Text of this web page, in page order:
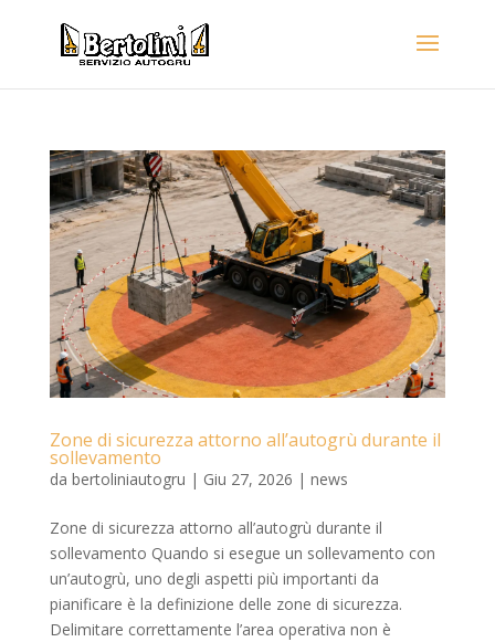
Zone di sicurezza attorno all’autogrù durante il
sollevamento
da bertoliniautogru | Giu 27, 2026 | news
Zone di sicurezza attorno all’autogrù durante il
sollevamento Quando si esegue un sollevamento con
un’autogrù, uno degli aspetti più importanti da
pianificare è la definizione delle zone di sicurezza.
Delimitare correttamente l’area operativa non è